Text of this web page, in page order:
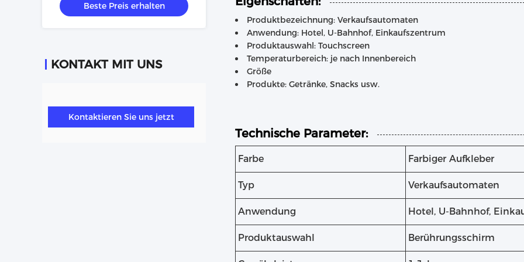
Beste Preis erhalten
KONTAKT MIT UNS
Kontaktieren Sie uns jetzt
Produktbezeichnung: Verkaufsautomaten
Anwendung: Hotel, U-Bahnhof, Einkaufszentrum
Produktauswahl: Touchscreen
Temperaturbereich: je nach Innenbereich
Größe
Produkte: Getränke, Snacks usw.
Technische Parameter:
Farbe Farbiger Aufkleber
Typ Verkaufsautomaten
Anwendung Hotel, U-Bahnhof,
Produktauswahl Berührungsschirm